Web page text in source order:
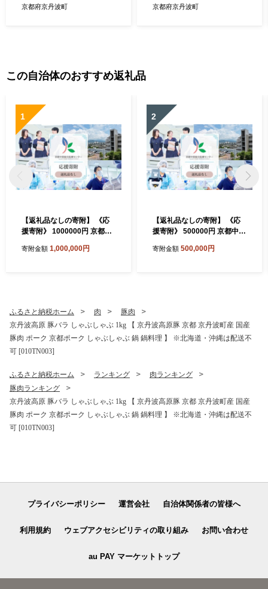
※北海道・沖縄は配送不可
京都府京丹波町
しゃぶ 豚丼 お弁当 】 ※北海
京都府京丹波町
この自治体のおすすめ返礼品
1
【返礼品なしの寄附】 《応
援寄附》 1000000円 京都中
拠点病院として、患者さん中
寄附金額 1,000,000円
2
【返礼品なしの寄附】 《応
援寄附》 500000円 京都中部
点病院として、患者さん中心
寄附金額 500,000円
ふるさと納税ホーム 肉
豚肉
京丹波高原 豚バラ しゃぶしゃぶ 1kg 【 京丹波高原豚 京都 京丹波町産 国産
豚肉 ポーク 京都ポーク しゃぶしゃぶ 鍋 鍋料理 】 ※北海道・沖縄は配送不
可 [010TN003]
ふるさと納税ホーム ランキング
肉ランキング
豚肉ランキング
京丹波高原 豚バラ しゃぶしゃぶ 1kg 【 京丹波高原豚 京都 京丹波町産 国産
豚肉 ポーク 京都ポーク しゃぶしゃぶ 鍋 鍋料理 】 ※北海道・沖縄は配送不
可 [010TN003]
プライバシーポリシー 運営会社 自治体関係者の皆様へ
利用規約 ウェブアクセシビリティの取り組み お問い合わせ
au PAY マーケットトップ